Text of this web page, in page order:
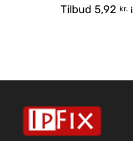
Tilbud 5,92 kr.